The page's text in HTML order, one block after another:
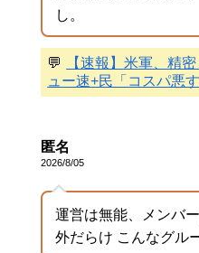
し。
💬
【速報】米軍、精
ュー速+民「コスパ悪
匿名
2026/8/05
運営は無能、メンバ
外だらけ こんなグル